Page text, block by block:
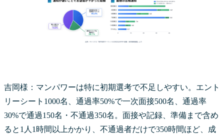
吉岡様：マンパワーは特に初期選考で不足しやすい。エント
リーシート1000名、通過率50%で一次面接500名、通過率
30%で通過150名・不通過350名。面接や記録、準備まで含め
ると1人1時間以上かかり、不通過者だけで350時間ほど、成